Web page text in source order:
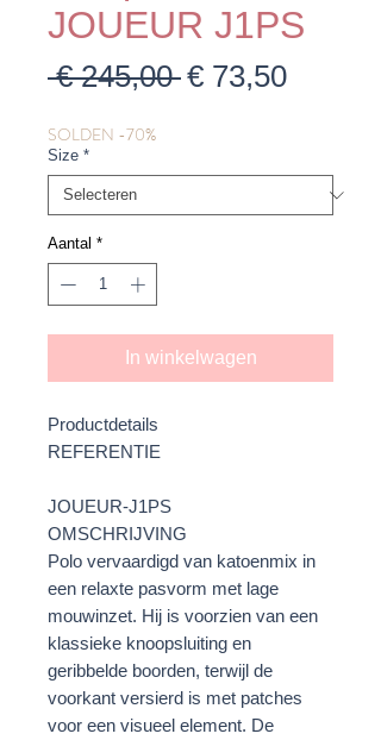
JOUEUR J1PS
€ 245,00 Normale
€ 73,50
SOLDEN -70%
Size *
Aantal *
In winkelwagen
Productdetails
REFERENTIE
JOUEUR-J1PS
OMSCHRIJVING
Polo vervaardigd van katoenmix in
een relaxte pasvorm met lage
mouwinzet. Hij is voorzien van een
klassieke knoopsluiting en
geribbelde boorden, terwijl de
voorkant versierd is met patches
voor een visueel element. De